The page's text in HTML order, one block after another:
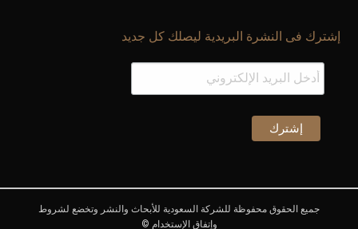
إشترك فى النشرة البريدية ليصلك كل جديد
جميع الحقوق محفوظة للشركة السعودية للأبحاث والنشر وتخضع لشروط
وإتفاق الإستخدام ©